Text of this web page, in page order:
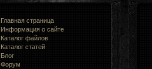
Главная страница
Информация о сайте
Каталог файлов
Каталог статей
Блог
Форум